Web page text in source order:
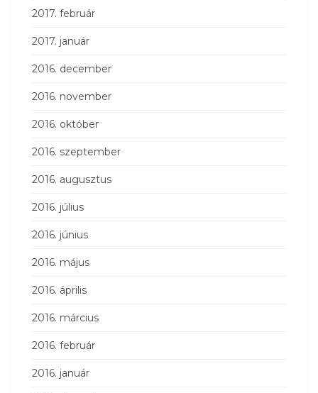
2017. február
2017. január
2016. december
2016. november
2016. október
2016. szeptember
2016. augusztus
2016. július
2016. június
2016. május
2016. április
2016. március
2016. február
2016. január